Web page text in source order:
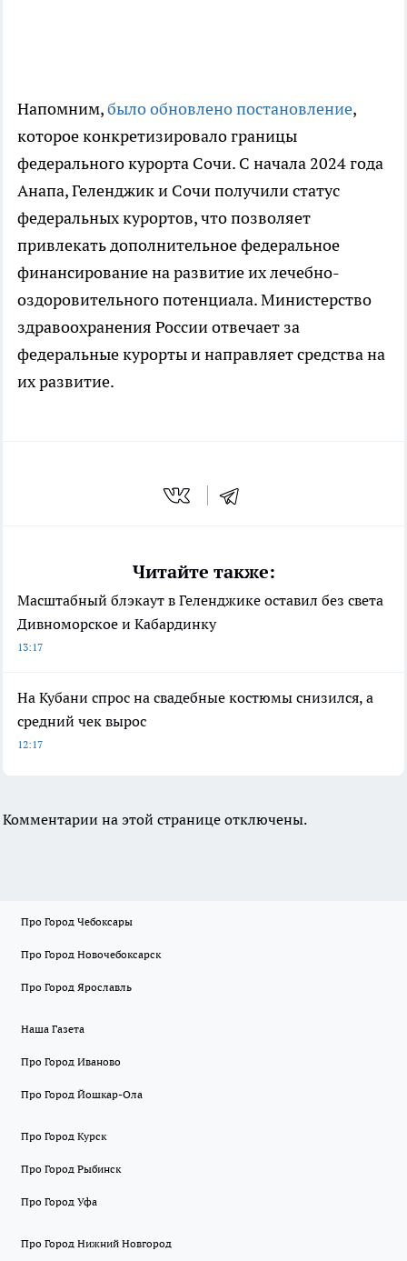
Напомним,было обновлено постановление,
которое конкретизировало границы
федерального курорта Сочи. С начала 2024 года
Анапа, Геленджик и Сочи получили статус
федеральных курортов, что позволяет
привлекать дополнительное федеральное
финансирование на развитие их лечебно-
оздоровительного потенциала. Министерство
здравоохранения России отвечает за
федеральные курорты и направляет средства на
их развитие.
Читайте также:
Масштабный блэкаут в Геленджике оставил без света
Дивноморское и Кабардинку
13:17
На Кубани спрос на свадебные костюмы снизился, а
средний чек вырос
12:17
Комментарии на этой странице отключены.
Про Город Чебоксары
Про Город Новочебоксарск
Про Город Ярославль
Наша Газета
Про Город Иваново
Про Город Йошкар-Ола
Про Город Курск
Про Город Рыбинск
Про Город Уфа
Про Город Нижний Новгород